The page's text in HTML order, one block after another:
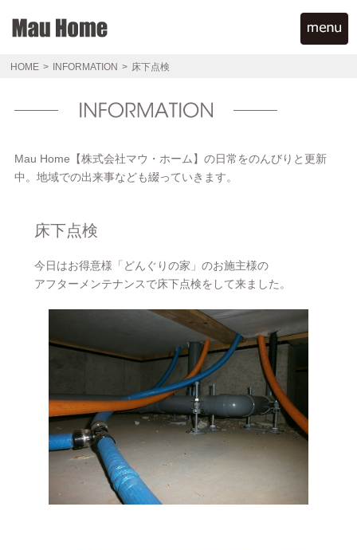
HOME > INFORMATION > 床下点検
Mau Home【株式会社マウ・ホーム】の日常をのんびりと更新
中。地域での出来事なども綴っていきます。
床下点検
今日はお得意様「どんぐりの家」のお施主様の
アフターメンテナンスで床下点検をして来ました。